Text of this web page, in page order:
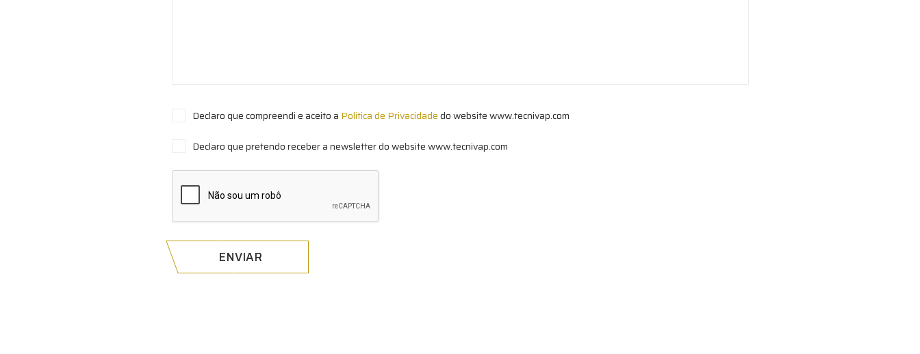
Declaro que compreendi e aceito a Política de Privacidadedo website www.tecnivap.com
Declaro que pretendo receber a newsletter do website www.tecnivap.com
ENVIAR